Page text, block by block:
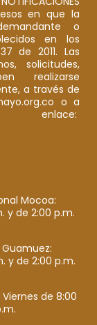
en que la
o
en los
de 2011. Las
solicitudes,
realizarse
a través de
o a
enlace:
Mocoa:
y de 2:00 p.m.
y de 2:00 p.m.
de 8:00